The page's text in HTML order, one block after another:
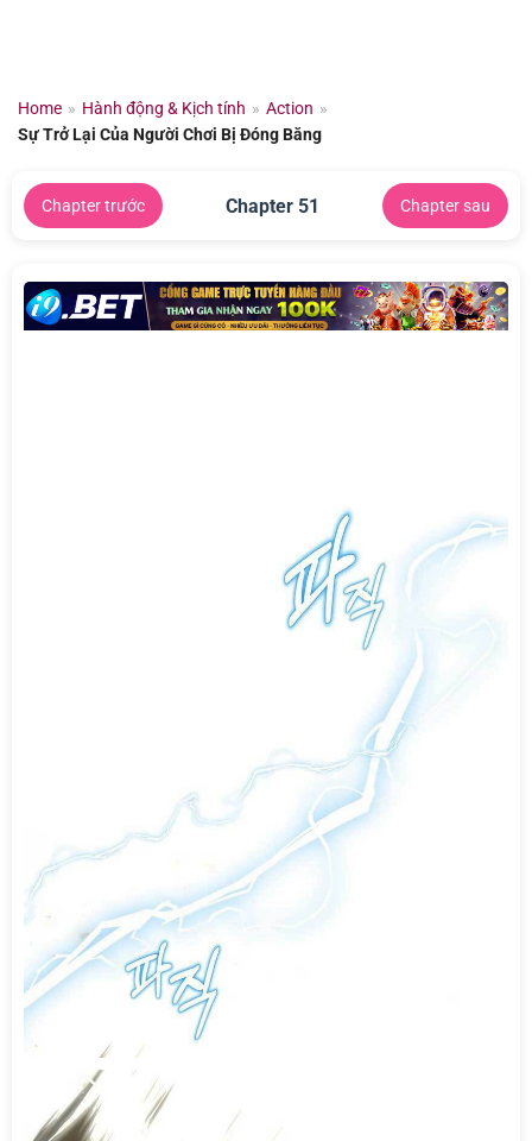
dungHome » Hành động & Kịch tính » Action »
Sự Trở Lại Của Người Chơi Bị Đóng Băng
Chapter trước Chapter 51 Chapter sau